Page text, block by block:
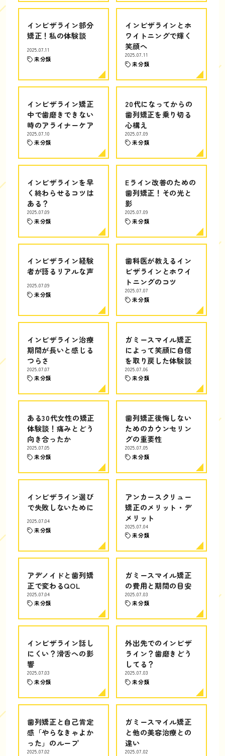
インビザライン部分
矯正！私の体験談
2025.07.11
未分類
インビザラインとホ
ワイトニングで輝く
笑顔へ
2025.07.11
未分類
インビザライン矯正
中で歯磨きできない
時のアライナーケア
2025.07.10
未分類
20代になってからの
歯列矯正を乗り切る
心構え
2025.07.09
未分類
インビザラインを早
く終わらせるコツは
ある？
2025.07.09
未分類
Eライン改善のための
歯列矯正！その光と
影
2025.07.09
未分類
インビザライン経験
者が語るリアルな声
2025.07.09
未分類
歯科医が教えるイン
ビザラインとホワイ
トニングのコツ
2025.07.07
未分類
インビザライン治療
期間が長いと感じる
つらさ
2025.07.07
未分類
ガミースマイル矯正
によって笑顔に自信
を取り戻した体験談
2025.07.06
未分類
ある30代女性の矯正
体験談！痛みとどう
向き合ったか
2025.07.05
未分類
歯列矯正後悔しない
ためのカウンセリン
グの重要性
2025.07.05
未分類
インビザライン選び
で失敗しないために
2025.07.04
未分類
アンカースクリュー
矯正のメリット・デ
メリット
2025.07.04
未分類
アデノイドと歯列矯
正で変わるQOL
2025.07.04
未分類
ガミースマイル矯正
の費用と期間の目安
2025.07.03
未分類
インビザライン話し
にくい？滑舌への影
響
2025.07.03
未分類
外出先でのインビザ
ライン？歯磨きどう
してる？
2025.07.03
未分類
歯列矯正と自己肯定
感「やらなきゃよか
った」のループ
2025.07.02
ガミースマイル矯正
と他の美容治療との
違い
2025.07.02